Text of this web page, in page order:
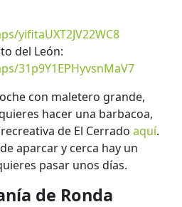
yifitaUXT2JV22WC8
del León:
31p9Y1EPHyvsnMaV7
con maletero grande,
hacer una barbacoa,
de El Cerrado aquí.
aparcar y cerca hay un
pasar unos días.
de Ronda